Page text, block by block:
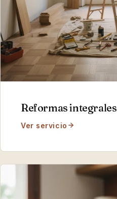
Reformas integrales
Ver servicio